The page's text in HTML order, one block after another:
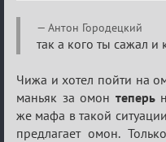
Re:
Семейный
Антон Городецкий
так а кого ты сажал и
Чижа и хотел пойти на
маньяк за омон теперь
же мафа в такой
предлагает омон.